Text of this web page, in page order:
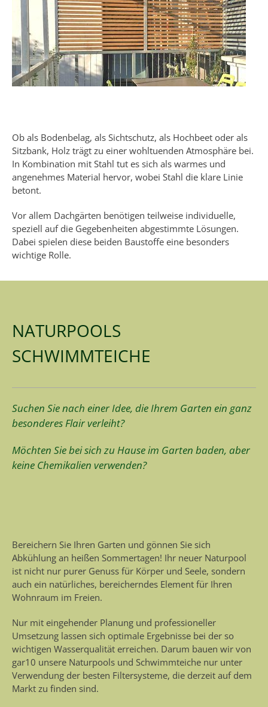
Ob als Bodenbelag, als Sichtschutz, als Hochbeet oder als
Sitzbank, Holz trägt zu einer wohltuenden Atmosphäre bei.
In Kombination mit Stahl tut es sich als warmes und
angenehmes Material hervor, wobei Stahl die klare Linie
betont.
Vor allem Dachgärten benötigen teilweise individuelle,
speziell auf die Gegebenheiten abgestimmte Lösungen.
Dabei spielen diese beiden Baustoffe eine besonders
wichtige Rolle.
NATURPOOLS
SCHWIMMTEICHE
Suchen Sie nach einer Idee, die Ihrem Garten ein ganz
besonderes Flair verleiht?
Möchten Sie bei sich zu Hause im Garten baden, aber
keine Chemikalien verwenden?
Bereichern Sie Ihren Garten und gönnen Sie sich
Abkühlung an heißen Sommertagen! Ihr neuer Naturpool
ist nicht nur purer Genuss für Körper und Seele, sondern
auch ein natürliches, bereicherndes Element für Ihren
Wohnraum im Freien.
Nur mit eingehender Planung und professioneller
Umsetzung lassen sich optimale Ergebnisse bei der so
wichtigen Wasserqualität erreichen. Darum bauen wir von
gar10 unsere Naturpools und Schwimmteiche nur unter
Verwendung der besten Filtersysteme, die derzeit auf dem
Markt zu finden sind.